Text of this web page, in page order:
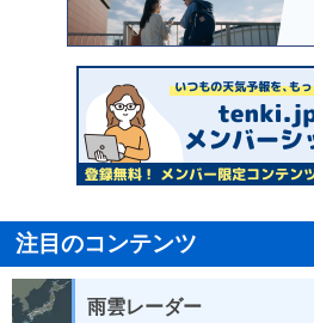
注目のコンテンツ
雨雲レーダー